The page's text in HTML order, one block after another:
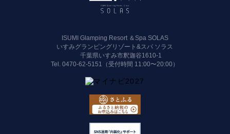
ISUMI Glamping Resort ＆Spa SOLAS
いすみグランピングリゾート&スパ ソラス
千葉県いすみ市釈迦谷1610-1
Tel.0470-62-5151（受付時間 11:00〜20:00）